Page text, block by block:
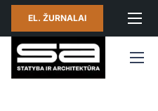
EL. ŽURNALAI